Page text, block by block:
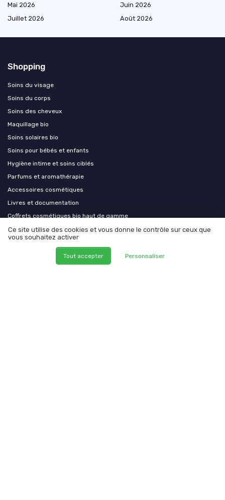
Mai 2026
Juin 2026
Juillet 2026
Août 2026
Shopping
Soins du visage
Soins du corps
Soins des cheveux
Maquillage bio
Soins solaires bio
Soins pour bébés et enfants
Hygiène intime et soins ciblés
Parfums et aromathérapie
Accessoires cosmétiques
Livres et documentation
Coffrets cosmétiques bio haut de gamme
Appareils beauté compatibles soins bio
Soins capillaires bio premium
Aromathérapie et phytothérapie premium
Ce site utilise des cookies et vous donne le contrôle sur ceux que
vous souhaitez activer
Tout accepter Personnaliser